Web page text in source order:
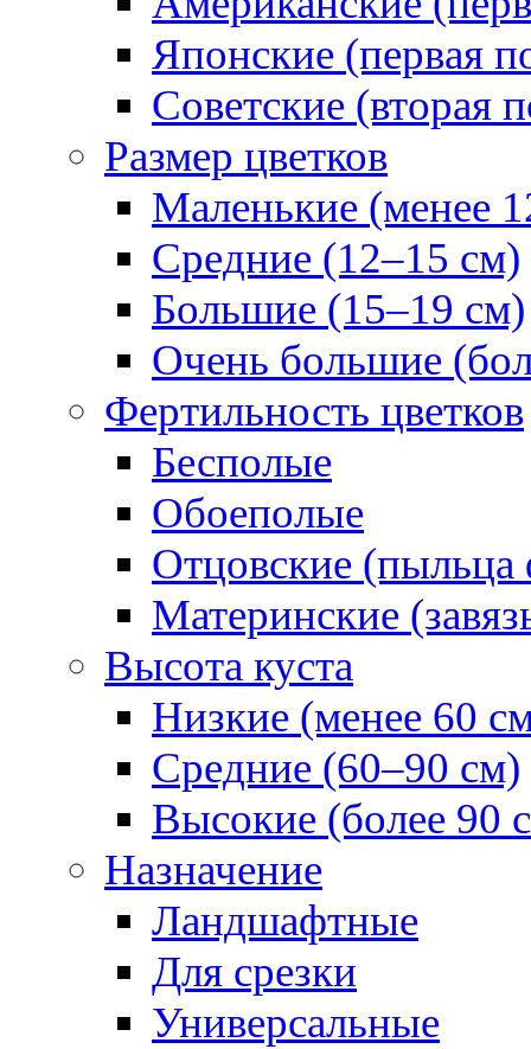
Японские (первая
Советские (вторая
Размер цветков
Маленькие (менее
Средние (12–15 см)
Большие (15–19 см)
Очень большие
Фертильность цветков
Бесполые
Обоеполые
Отцовские (пыльца
Материнские
Высота куста
Низкие (менее 60
Средние (60–90 см)
Высокие (более 90
Назначение
Ландшафтные
Для срезки
Универсальные